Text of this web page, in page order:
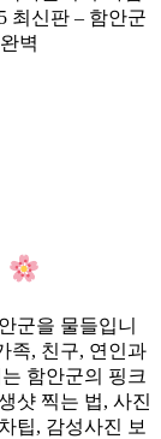
군을 물들입니
족, 친구, 연인과
함안군의 핑크
샷 찍는 법, 사진
팁, 감성사진 보